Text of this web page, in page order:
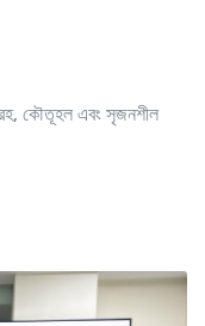
কৌতূহল এবং সৃজনশীল